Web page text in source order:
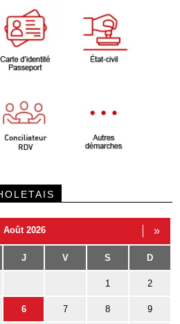
Août 2026 »
J V S D
1 2
6 7 8 9